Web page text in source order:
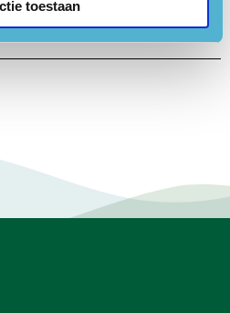
toestaan